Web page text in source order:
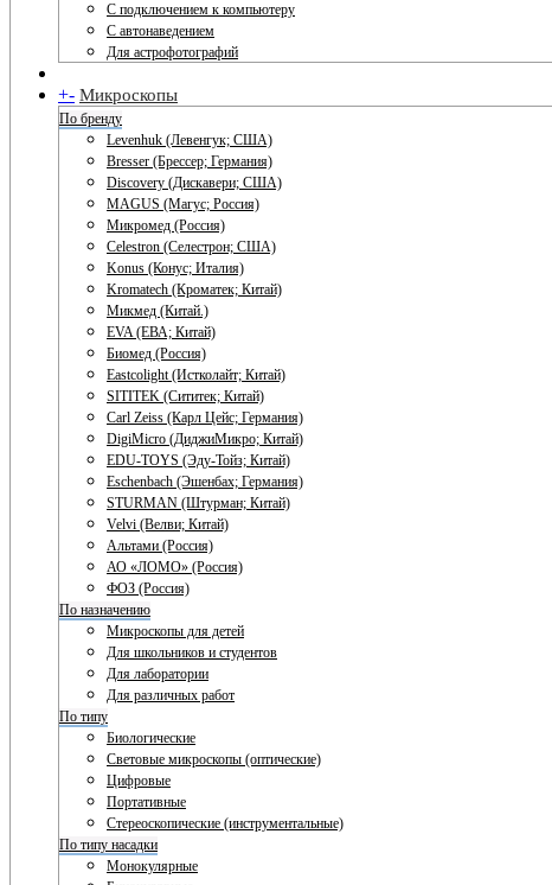
С подключением к компьютеру
С автонаведением
Для астрофотографий
+- Микроскопы
По бренду
Levenhuk (Левенгук; США)
Bresser (Брессер; Германия)
Discovery (Дискавери; США)
MAGUS (Магус; Россия)
Микромед (Россия)
Celestron (Селестрон; США)
Konus (Конус; Италия)
Kromatech (Кроматек; Китай)
Микмед (Китай.)
EVA (ЕВА; Китай)
Биомед (Россия)
Eastcolight (Истколайт; Китай)
SITITEK (Сититек; Китай)
Carl Zeiss (Карл Цейс; Германия)
DigiMicro (ДиджиМикро; Китай)
EDU-TOYS (Эду-Тойз; Китай)
Eschenbach (Эшенбах; Германия)
STURMAN (Штурман; Китай)
Velvi (Велви; Китай)
Альтами (Россия)
АО «ЛОМО» (Россия)
ФОЗ (Россия)
По назначению
Микроскопы для детей
Для школьников и студентов
Для лаборатории
Для различных работ
По типу
Биологические
Световые микроскопы (оптические)
Цифровые
Портативные
Стереоскопические (инструментальные)
По типу насадки
Монокулярные